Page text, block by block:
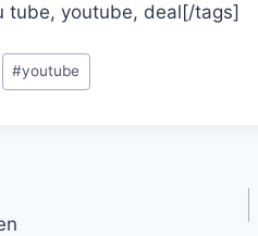
tube, youtube, deal[/tags]
#youtube